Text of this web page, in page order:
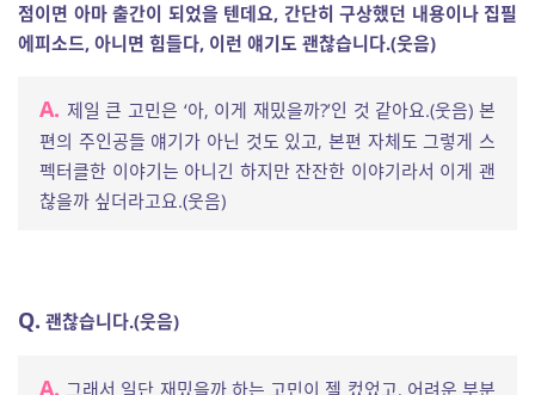
점이면 아마 출간이 되었을 텐데요, 간단히 구상했던 내용이나 집필
에피소드, 아니면 힘들다, 이런 얘기도 괜찮습니다.(웃음)
A. 제일 큰 고민은 ‘아, 이게 재밌을까?’인 것 같아요.(웃음) 본
편의 주인공들 얘기가 아닌 것도 있고, 본편 자체도 그렇게 스
펙터클한 이야기는 아니긴 하지만 잔잔한 이야기라서 이게 괜
찮을까 싶더라고요.(웃음)
Q. 괜찮습니다.(웃음)
A. 그래서 일단 재밌을까 하는 고민이 젤 컸었고, 어려운 부분